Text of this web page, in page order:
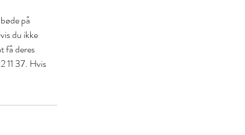
på
du ikke
få deres
11 37. Hvis